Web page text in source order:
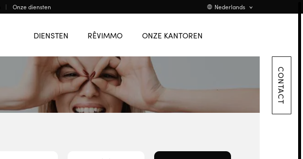
Onze diensten Nederlands
English
DIENSTEN RÊVIMMO
CONTACT
ONZE KANTOREN
CONTACT